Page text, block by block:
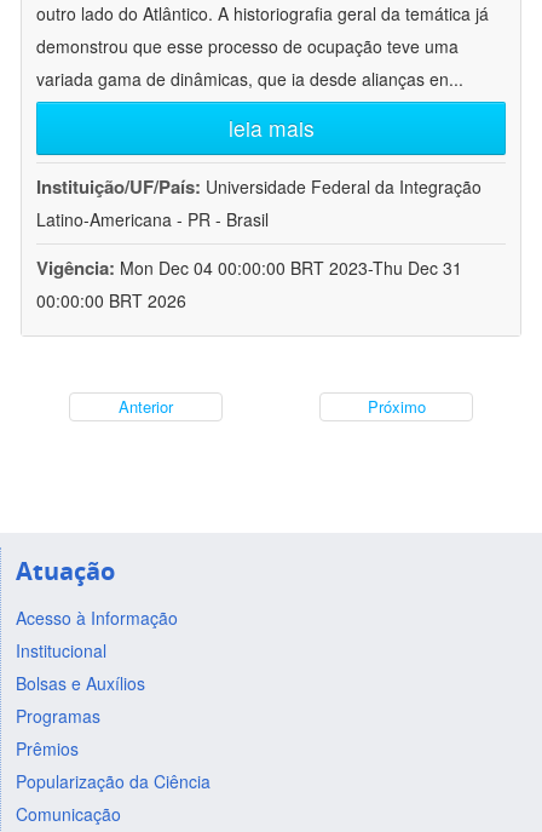
outro lado do Atlântico. A historiografia geral da temática já
demonstrou que esse processo de ocupação teve uma
variada gama de dinâmicas, que ia desde alianças en...
leia mais
Instituição/UF/País: Universidade Federal da Integração
Latino-Americana - PR - Brasil
Vigência: Mon Dec 04 00:00:00 BRT 2023-Thu Dec 31
00:00:00 BRT 2026
Anterior Próximo
Atuação
Acesso à Informação
Institucional
Bolsas e Auxílios
Programas
Prêmios
Popularização da Ciência
Comunicação